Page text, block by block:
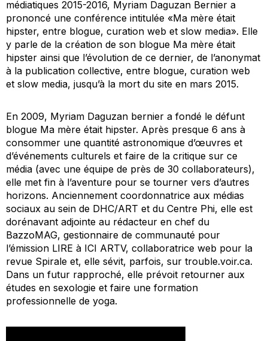
médiatiques 2015-2016, Myriam Daguzan Bernier a
prononcé une conférence intitulée «Ma mère était
hipster, entre blogue, curation web et slow media». Elle
y parle de la création de son blogue Ma mère était
hipster ainsi que l’évolution de ce dernier, de l’anonymat
à la publication collective, entre blogue, curation web
et slow media, jusqu’à la mort du site en mars 2015.
En 2009, Myriam Daguzan bernier a fondé le défunt
blogue Ma mère était hipster. Après presque 6 ans à
consommer une quantité astronomique d’œuvres et
d’événements culturels et faire de la critique sur ce
média (avec une équipe de près de 30 collaborateurs),
elle met fin à l’aventure pour se tourner vers d’autres
horizons. Anciennement coordonnatrice aux médias
sociaux au sein de DHC/ART et du Centre Phi, elle est
dorénavant adjointe au rédacteur en chef du
BazzoMAG, gestionnaire de communauté pour
l’émission LIRE à ICI ARTV, collaboratrice web pour la
revue Spirale et, elle sévit, parfois, sur trouble.voir.ca.
Dans un futur rapproché, elle prévoit retourner aux
études en sexologie et faire une formation
professionnelle de yoga.